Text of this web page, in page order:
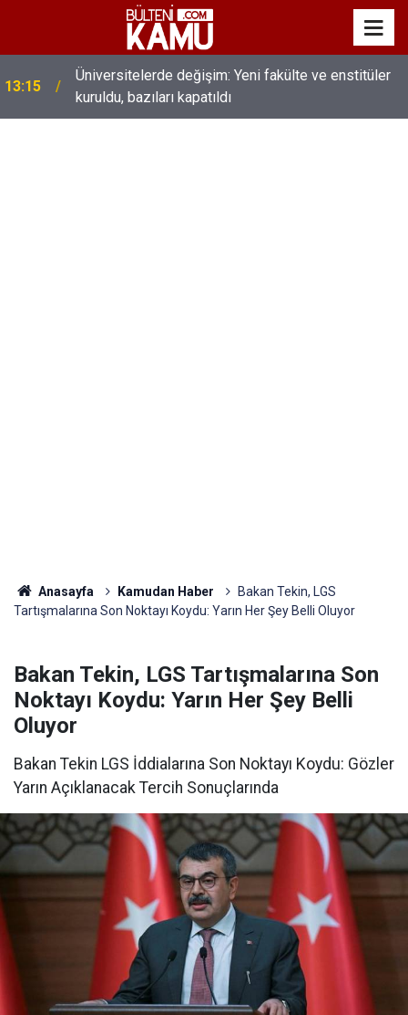
13:00
MEB’de üst düzey değişim: Genel müdürler değişti,
yeni isimler atandı
Anasayfa Kamudan Haber
Bakan Tekin, LGS
Tartışmalarına Son Noktayı Koydu: Yarın Her Şey Belli Oluyor
Bakan Tekin, LGS Tartışmalarına Son
Noktayı Koydu: Yarın Her Şey Belli
Oluyor
Bakan Tekin LGS İddialarına Son Noktayı Koydu: Gözler
Yarın Açıklanacak Tercih Sonuçlarında